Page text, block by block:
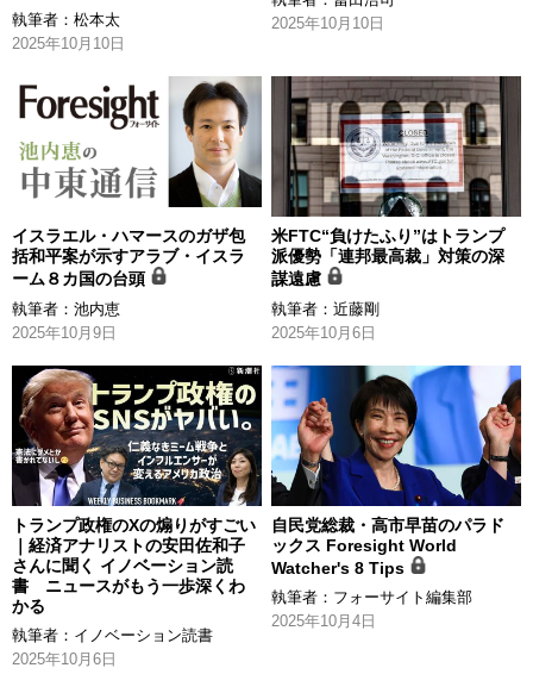
執筆者： 松本太
2025年10月10日
2025年10月10日
イスラエル・ハマースのガザ包
括和平案が示すアラブ・イスラ
ーム８カ国の台頭
執筆者： 池内恵
2025年10月9日
米FTC“負けたふり”はトランプ
派優勢「連邦最高裁」対策の深
謀遠慮
執筆者：近藤剛
2025年10月6日
トランプ政権のXの煽りがすごい
｜経済アナリストの安田佐和子
さんに聞く イノベーション読
書 ニュースがもう一歩深くわ
かる
執筆者： イノベーション読書
2025年10月6日
自民党総裁・高市早苗のパラド
ックス Foresight World
Watcher's 8 Tips
執筆者： フォーサイト編集部
2025年10月4日